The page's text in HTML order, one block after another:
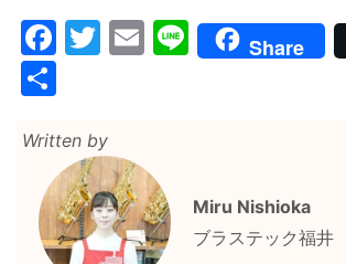
Facebook
Twitter
Email
LineShare
Written by
Miru Nishioka
ブラステック福井